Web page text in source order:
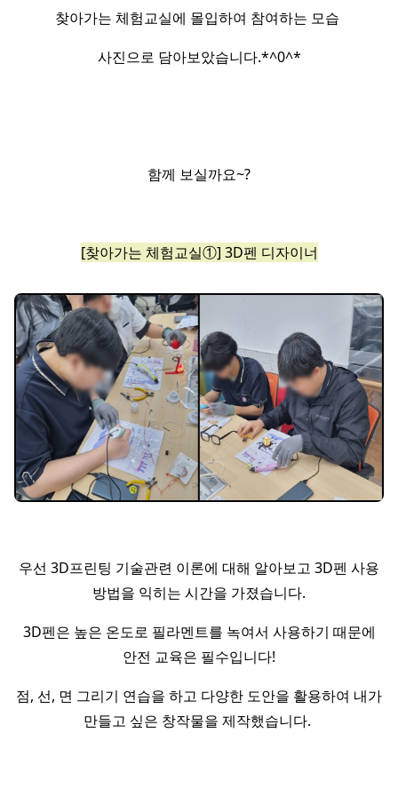
찾아가는 체험교실에 몰입하여 참여하는 모습
사진으로 담아보았습니다.​*^0^*​
함께 보실까요~?​
[찾아가는 체험교실①] 3D펜 디자이너
우선 3D프린팅 기술관련 이론에 대해 알아보고 3D펜 사용
방법을 익히는 시간을 가졌습니다.
3D펜은 높은 온도로 필라멘트를 녹여서 사용하기 때문에
안전 교육은 필수입니다!
점, 선, 면 그리기 연습을 하고 다양한 도안을 활용하여 내가
만들고 싶은 창작물을 제작했습니다.